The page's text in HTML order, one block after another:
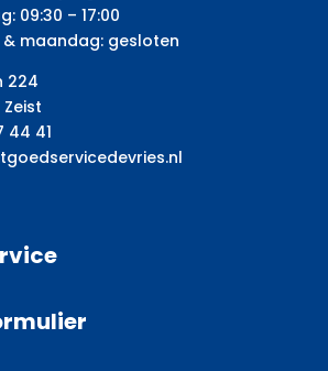
09:30 – 17:00
maandag: gesloten
224
Zeist
44 41